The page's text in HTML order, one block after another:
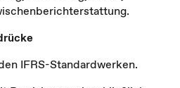
IFRS-Standardwerken.